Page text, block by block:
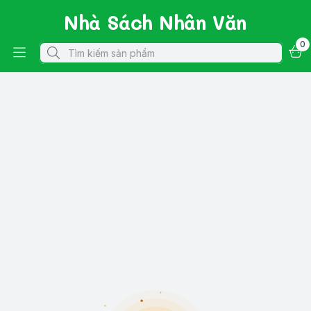
Nhà Sách Nhân Văn
0